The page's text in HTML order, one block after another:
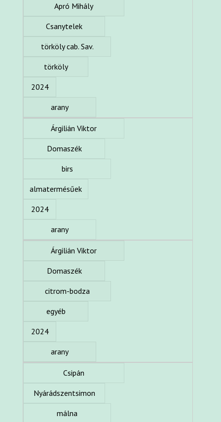
Apró Mihály
Csanytelek
törköly cab. Sav.
törköly
2024
arany
Árgilián Viktor
Domaszék
birs
almatermésűek
2024
arany
Árgilián Viktor
Domaszék
citrom-bodza
egyéb
2024
arany
Csipán
Nyárádszentsimon
málna